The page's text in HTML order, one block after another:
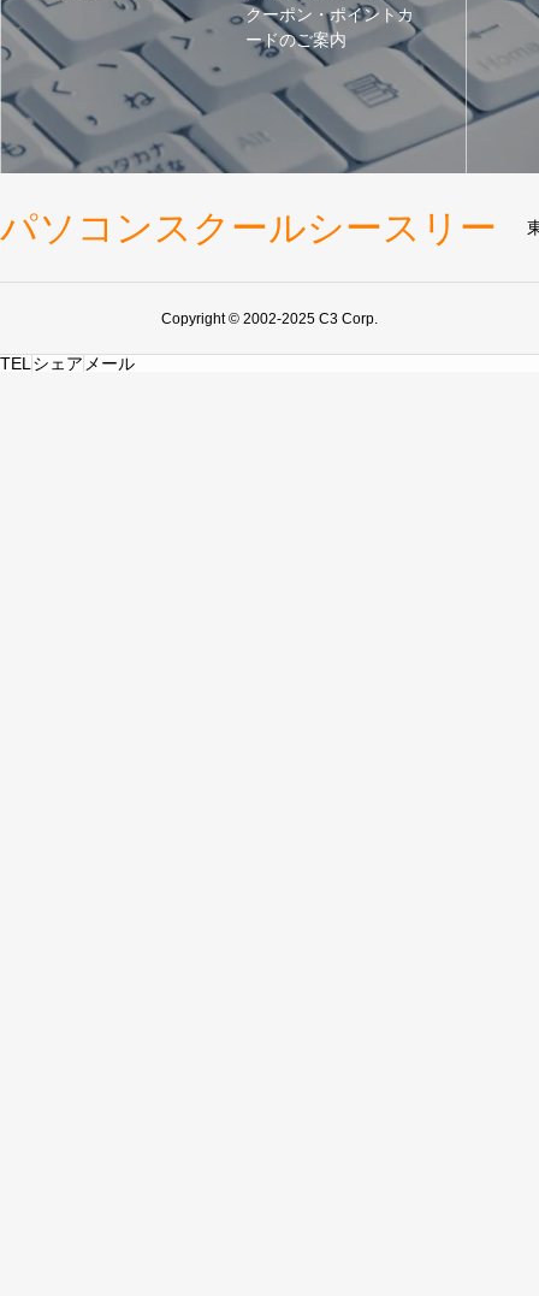
クーポン・ポイントカ
ードのご案内
パソコンスクールシースリー
Copyright © 2002-2025 C3 Corp.
TEL シェア メール